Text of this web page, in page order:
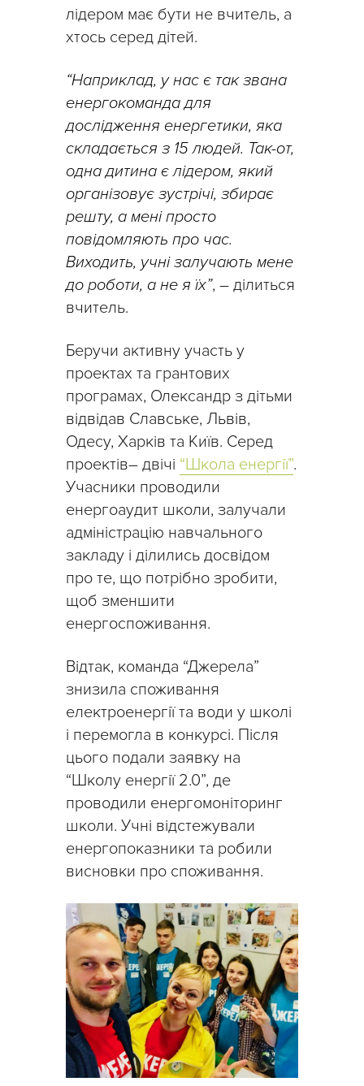
лідером має бути не вчитель, а
хтось серед дітей.
“Наприклад, у нас є так звана
енергокоманда для
дослідження енергетики, яка
складається з 15 людей. Так-от,
одна дитина є лідером, який
організовує зустрічі, збирає
решту, а мені просто
повідомляють про час.
Виходить, учні залучають мене
до роботи, а не я їх”, – ділиться
вчитель.
Беручи активну участь у
проектах та грантових
програмах, Олександр з дітьми
відвідав Славське, Львів,
Одесу, Харків та Київ. Серед
проектів– двічі “Школа енергії”.
Учасники проводили
енергоаудит школи, залучали
адміністрацію навчального
закладу і ділились досвідом
про те, що потрібно зробити,
щоб зменшити
енергоспоживання.
Відтак, команда “Джерела”
знизила споживання
електроенергії та води у школі
і перемогла в конкурсі. Після
цього подали заявку на
“Школу енергії 2.0”, де
проводили енергомоніторинг
школи. Учні відстежували
енергопоказники та робили
висновки про споживання.